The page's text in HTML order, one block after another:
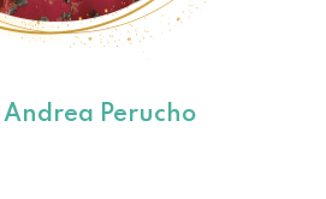
Andrea Perucho